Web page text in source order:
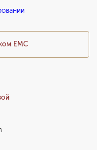
ЕМС